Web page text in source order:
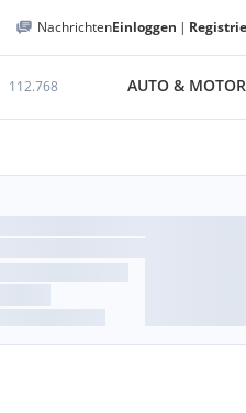
NachrichtenEinloggen |
112.768 AUTO & MOTOR